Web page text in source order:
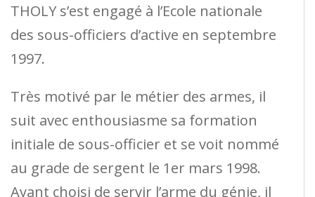
THOLY s’est engagé à l’Ecole nationale
des sous-officiers d’active en septembre
1997.
Très motivé par le métier des armes, il
suit avec enthousiasme sa formation
initiale de sous-officier et se voit nommé
au grade de sergent le 1er mars 1998.
Ayant choisi de servir l’arme du génie, il